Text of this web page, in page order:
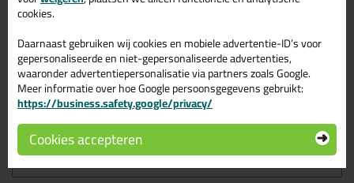
voorraad en op werkdagen besteld = morgen in huis.
Wil je meer weten over de toepassing en kenmerken van dit
product?Lees alles over dit product >
Tips & tricks voor Ottoseal S110
400ml
In de volgende blogs wordt dit product gebruikt:
Hoe kan je kit verwijderen?
cookies.
Daarnaast gebruiken wij cookies en mobiele advertentie-ID’s voor
gepersonaliseerde en niet-gepersonaliseerde advertenties,
waaronder advertentiepersonalisatie via partners zoals Google.
Meer informatie over hoe Google persoonsgegevens gebruikt:
https://business.safety.google/privacy/
Cookies accepteren